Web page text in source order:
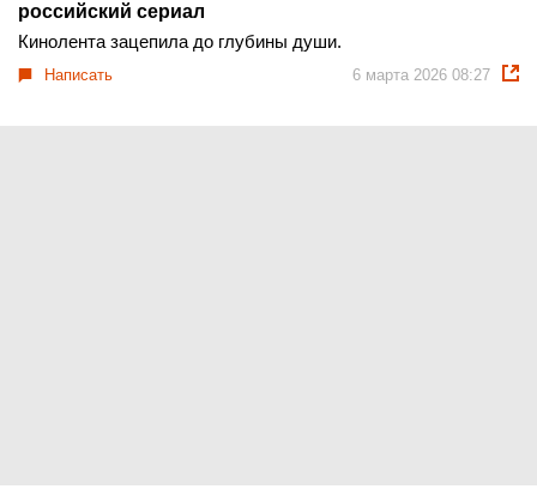
российский сериал
Кинолента зацепила до глубины души.
Написать 6 марта 2026 08:27